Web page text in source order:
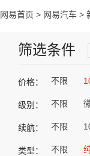
网易首页 > 网易汽车 >
筛选条件
价格： 不限
级别： 不限
续航： 不限
类型： 不限